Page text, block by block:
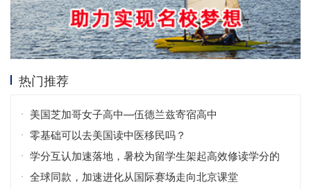
热门推荐
美国芝加哥女子高中—伍德兰兹寄宿高中
零基础可以去美国读中医移民吗？
学分互认加速落地，暑校为留学生架起高效修读学分的
桥梁
全球同款，加速进化从国际赛场走向北京课堂